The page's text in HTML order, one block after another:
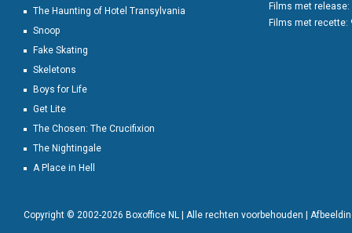
The Haunting of Hotel Transylvania
Snoop
Fake Skating
Skeletons
Boys for Life
Get Lite
The Chosen: The Crucifixion
The Nightingale
A Place in Hell
Films met release:
Films met recette:
Copyright © 2002-2026 Boxoffice NL | Alle rechten voorbehouden |